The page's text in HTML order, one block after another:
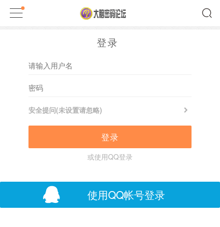
登录
安全提问(未设置请忽略)
登录
或使用QQ登录
使用QQ帐号登录